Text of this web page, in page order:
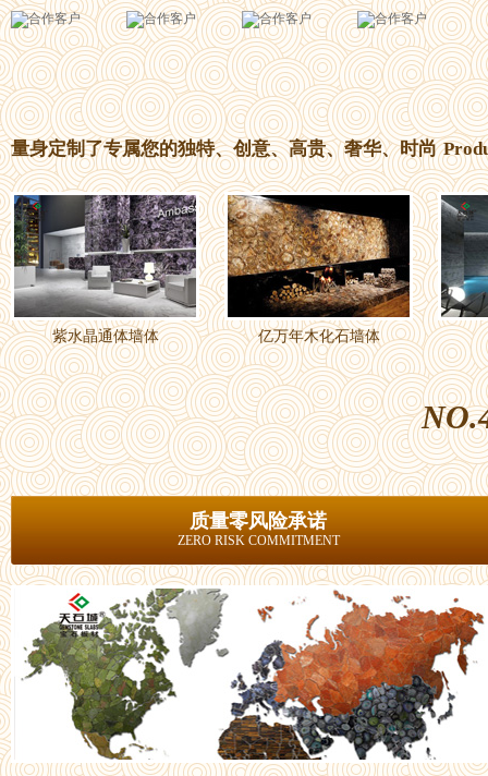
量身定制了专属您的独特、创意、高贵、奢华、时尚
紫水晶通体墙体 亿万年木化石墙体
质量零风险承诺
ZERO RISK COMMITMENT